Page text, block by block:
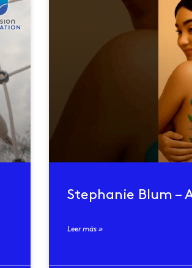
Stephanie Blum –
Leer más »